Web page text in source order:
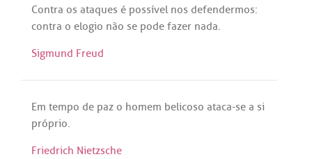
Contra os ataques é possível nos defendermos:
contra o elogio não se pode fazer nada.
Sigmund Freud
Em tempo de paz o homem belicoso ataca-se a si
próprio.
Friedrich Nietzsche